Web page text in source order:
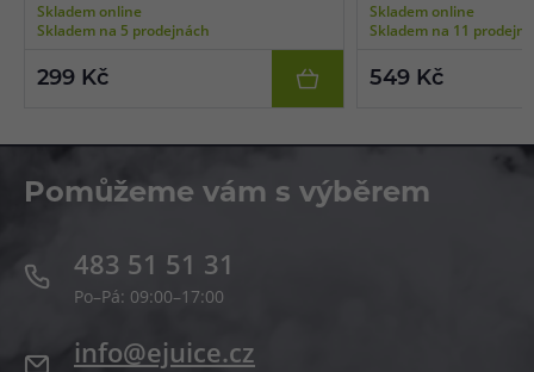
Japonsku.
Skladem online
Skladem na 5 prodejnách
299 Kč
maximální dobíjecí
A, funkce powerbanky,
Skladem online
Skladem na 11
549 Kč
Pomůžeme vám s výběrem
483 51 51 31
Po–Pá: 09:00–17:00
info@ejuice.cz